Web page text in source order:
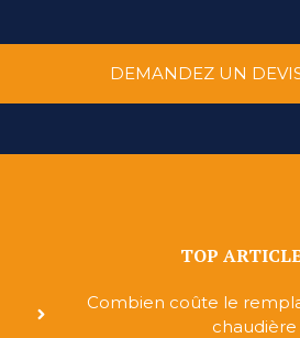
DEMANDEZ UN
TOP
Combien coûte le
chaudière